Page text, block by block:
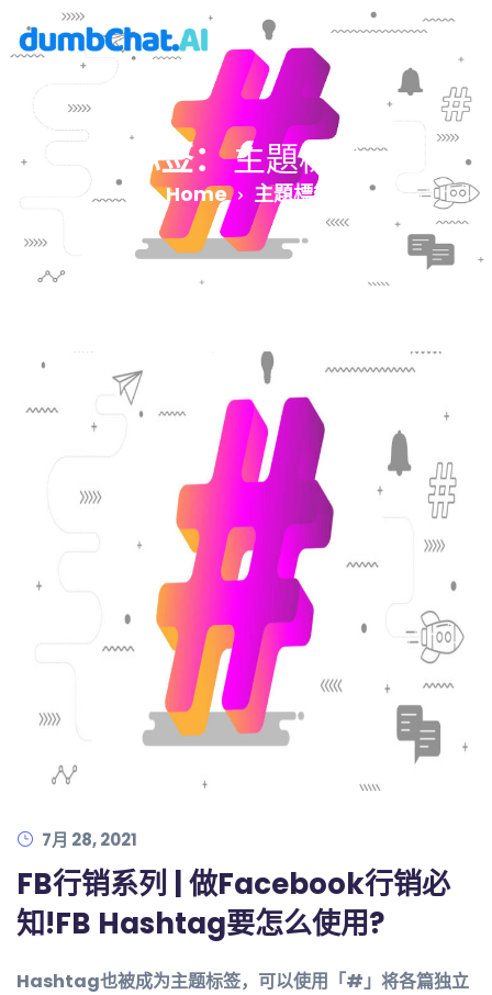
标签：主題標籤
Home 主題標籤
7月 28, 2021
FB行销系列 | 做Facebook行销必
知!FB Hashtag要怎么使用?
Hashtag也被成为主题标签，可以使用「#」将各篇独立